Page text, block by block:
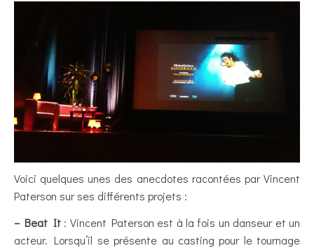
Voici quelques unes des anecdotes racontées par Vincent
Paterson sur ses différents projets :
– Beat It: Vincent Paterson est à la fois un danseur et un
acteur. Lorsqu’il se présente au casting pour le tournage